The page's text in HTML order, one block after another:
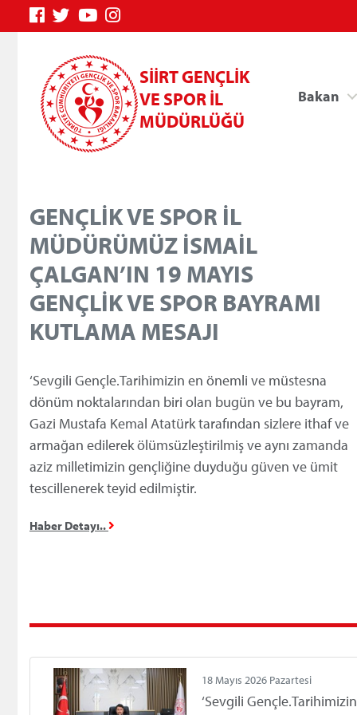
SİİRT GENÇLİK
VE SPOR İL
MÜDÜRLÜĞÜ
Bakan
GENÇLİK VE SPOR İL
MÜDÜRÜMÜZ İSMAİL
ÇALGAN’IN 19 MAYIS
GENÇLİK VE SPOR BAYRAMI
KUTLAMA MESAJI
‘Sevgili Gençle.Tarihimizin en önemli ve müstesna
dönüm noktalarından biri olan bugün ve bu bayram,
Gazi Mustafa Kemal Atatürk tarafından sizlere ithaf ve
armağan edilerek ölümsüzleştirilmiş ve aynı zamanda
aziz milletimizin gençliğine duyduğu güven ve ümit
tescillenerek teyid edilmiştir.
Haber Detayı..
17 Mayıs 2025 Cumartesi
Siirt Gençlik ve Spor İl
Mayıs Atatürk’ü Anma
münasebetiyle bir mesaj
mesajında şu ifadelere
tarihten ibaret değildir. O gün; bir milletin
esarete karşı hürriyeti, yılgınlığa karşı umudu,
gündür.
17 Nisan 2025 Perşembe
2025 Avrupa Güreş
madalya kazanarak
zamanda Dünya ve
sahip Siirtli Milli
annesi ve eşi ile birlikte Siirt Gençlik ve Spor İl
makamında ziyaret etti.
11 Nisan 2025 Cuma
Siirt Gençlik ve Spor İl
BOCCE Petank Avrupa
olan başarılı sporcu İrem
Siirt’te futbolseverleri
maçları için geri sayım
Atatürk Stadyumu’nda
karşılaşmalar öncesinde,
hazırlıkların son durumu gözden geçirildi.
18 Mayıs 2026 Pazartesi
‘Sevgili
Genç Bilgi Sistemi